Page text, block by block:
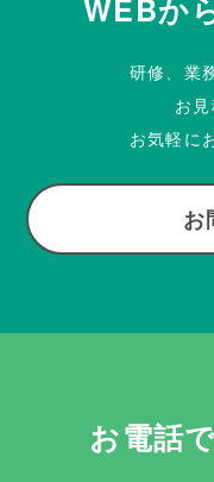
WEBか
研修、業
お
お気軽に
お
お電話